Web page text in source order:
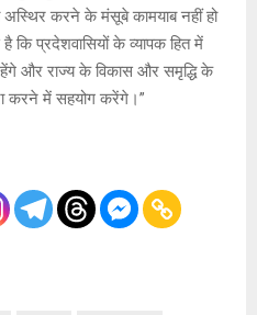
करने के मंसूबे कामयाब नहीं हो
कि प्रदेशवासियों के व्यापक हित में
और राज्य के विकास और समृद्धि के
करने में सहयोग करेंगे।”